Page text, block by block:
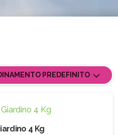
PREDEFINITO
4 Kg